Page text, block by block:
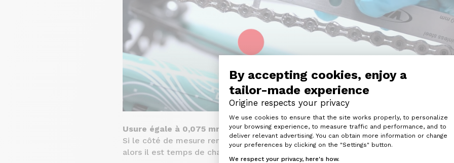
By accepting cookies, enjoy a
tailor-made experience
Origine respects your privacy
Consent Management Platform:
We use cookies to ensure that the site works properly, to personalize
your browsing experience, to measure traffic and performance, and to
deliver relevant advertising. You can obtain more information or change
your preferences by clicking on the "Settings" button.
We respect your privacy, here's how.
Axeptio consent
Usure égale à 0,075 mm
Si le côté de mesure rentre dans un maillon en affichant un allongement de
alors il est temps de changer votre chaîne.